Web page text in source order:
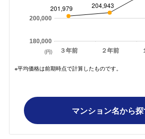
３年前 ２年前
180,000
200,000
201,979 204,943
(円)
※平均価格は前期時点で計算したものです。
マンション名から